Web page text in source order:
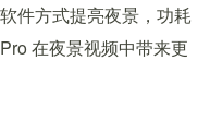
件方式提亮夜景，功耗
在夜景视频中带来更